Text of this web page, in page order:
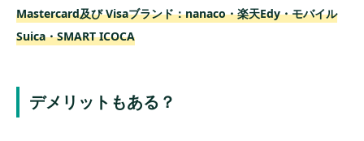
Mastercard及び Visaブランド：nanaco・楽天Edy・モバイル
Suica・SMART ICOCA
デメリットもある？